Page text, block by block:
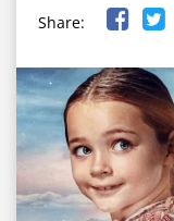
Share: